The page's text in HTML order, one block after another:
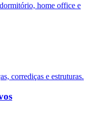
home office e
corrediças e estruturas.